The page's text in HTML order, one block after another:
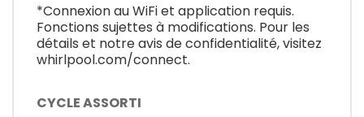
*Connexion au WiFi et application requis.
Fonctions sujettes à modifications. Pour les
détails et notre avis de confidentialité, visitez
whirlpool.com/connect.
CYCLE ASSORTI